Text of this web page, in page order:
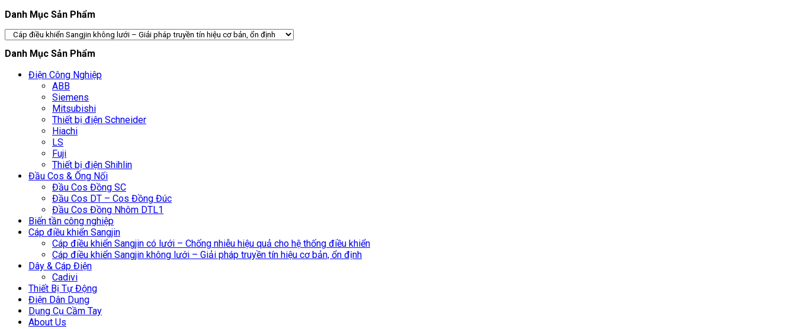
Danh Mục Sản Phẩm
Danh Mục Sản Phẩm
Điện Công Nghiệp
ABB
Siemens
Mitsubishi
Thiết bị điện Schneider
Hiachi
LS
Fuji
Thiết bị điện Shihlin
Đầu Cos & Ống Nối
Đầu Cos Đồng SC
Đầu Cos DT – Cos Đồng Đúc
Đầu Cos Đồng Nhôm DTL1
Biến tần công nghiệp
Cáp điều khiển Sangjin
Cáp điều khiển Sangjin có lưới – Chống nhiễu hiệu quả cho hệ thống điều khiển
Cáp điều khiển Sangjin không lưới – Giải pháp truyền tín hiệu cơ bản, ổn định
Dây & Cáp Điện
Cadivi
Thiết Bị Tự Động
Điện Dân Dụng
Dụng Cụ Cầm Tay
About Us